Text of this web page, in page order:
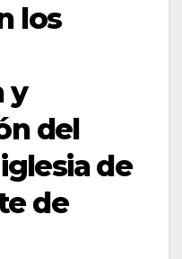
los
y
del
de
de